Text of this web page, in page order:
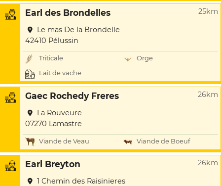
Earl des Brondelles 25km
Le mas De la Brondelle
42410 Pélussin
Triticale
Orge
Lait de vache
Gaec Rochedy Freres 26km
La Rouveure
07270 Lamastre
Viande de Veau Viande de Boeuf
Earl Breyton 26km
1 Chemin des Raisinieres